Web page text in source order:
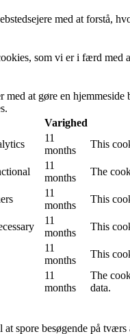
med at forstå,
som vi er i færd med
at gøre en
Varighed
11
months
This
11
months
The
11
months
This
11
months
This
11
months
This
11
months
The
data.
spore besøgende på